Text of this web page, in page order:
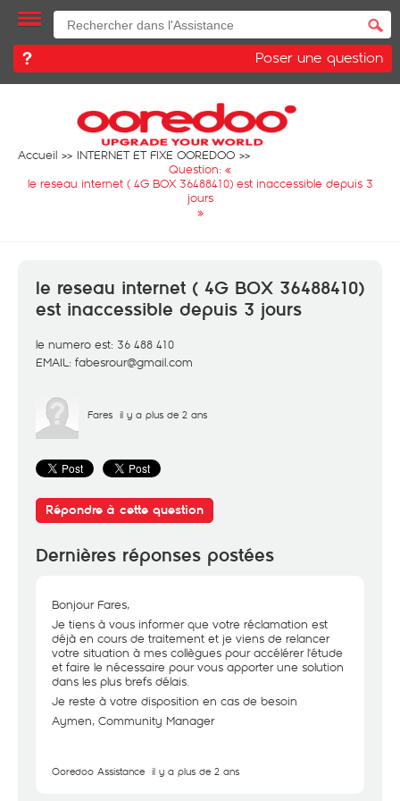
Poser une question
Accueil
INTERNET ET FIXE OOREDOO
Question: «
le reseau internet ( 4G BOX 36488410) est inaccessible depuis 3
jours
»
le reseau internet ( 4G BOX 36488410)
est inaccessible depuis 3 jours
le numero est: 36 488 410
EMAIL: fabesrour@gmail.com
Fares il y a plus de 2 ans
Répondre à cette question
Dernières réponses postées
Bonjour Fares,
Je tiens à vous informer que votre réclamation est
déjà en cours de traitement et je viens de relancer
votre situation à mes collègues pour accélérer l'étude
et faire le nécessaire pour vous apporter une solution
dans les plus brefs délais.
Je reste à votre disposition en cas de besoin
Aymen, Community Manager
Ooredoo Assistance il y a plus de 2 ans